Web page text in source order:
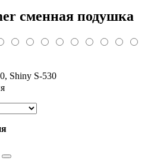
сменная подушка
Shiny S-530